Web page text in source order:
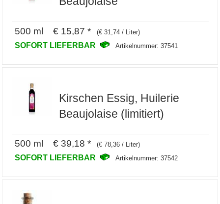
500 ml € 15,87 * (€ 31,74 / Liter)
SOFORT LIEFERBAR Artikelnummer: 37541
Kirschen Essig, Huilerie
Beaujolaise (limitiert)
500 ml € 39,18 * (€ 78,36 / Liter)
SOFORT LIEFERBAR Artikelnummer: 37542